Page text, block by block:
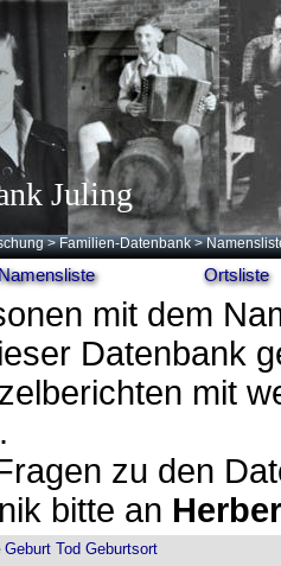
Juling
>Familien-Datenbank >
Namensliste Ortsliste
mit dem
Datenbank
mit
zu den
bitte an
Geburt Tod Geburtsort